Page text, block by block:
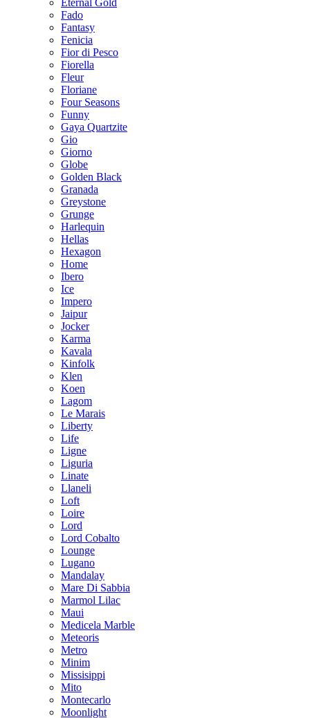
Eternal Gold
Fado
Fantasy
Fenicia
Fior di Pesco
Fiorella
Fleur
Floriane
Four Seasons
Funny
Gaya Quartzite
Gio
Giorno
Globe
Golden Black
Granada
Greystone
Grunge
Harlequin
Hellas
Hexagon
Home
Ibero
Ice
Impero
Jaipur
Jocker
Karma
Kavala
Kinfolk
Klen
Koen
Lagom
Le Marais
Liberty
Life
Ligne
Liguria
Linate
Llaneli
Loft
Loire
Lord
Lord Cobalto
Lounge
Lugano
Mandalay
Mare Di Sabbia
Marmol Lilac
Maui
Medicela Marble
Meteoris
Metro
Minim
Missisippi
Mito
Montecarlo
Moonlight